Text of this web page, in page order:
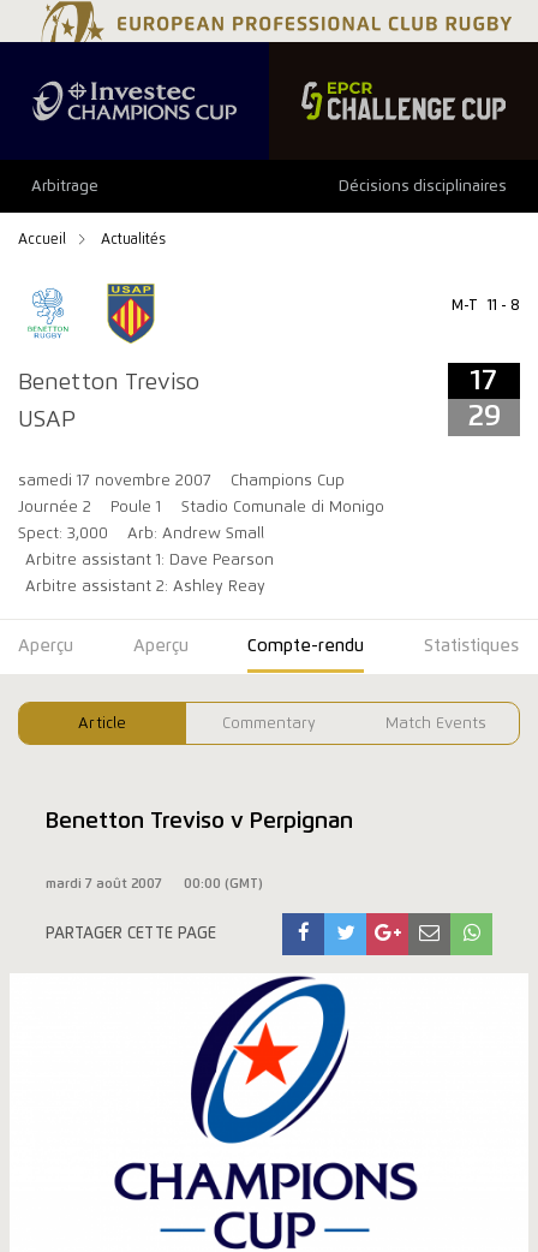
Arbitrage Décisions disciplinaires
Accueil Actualités
Benetton Treviso
USAP
M-T 11 - 8
17
29
samedi 17 novembre 2007
Champions Cup
Journée 2
Poule 1
Stadio Comunale di Monigo
Spect: 3,000
Arb: Andrew Small
Arbitre assistant 1: Dave Pearson
Arbitre assistant 2: Ashley Reay
17 29
Aperçu Aperçu Compte-rendu Statistiques
Article Commentary Match Events
Benetton Treviso v Perpignan
mardi 7 août 2007 00:00 (GMT)
PARTAGER CETTE PAGE